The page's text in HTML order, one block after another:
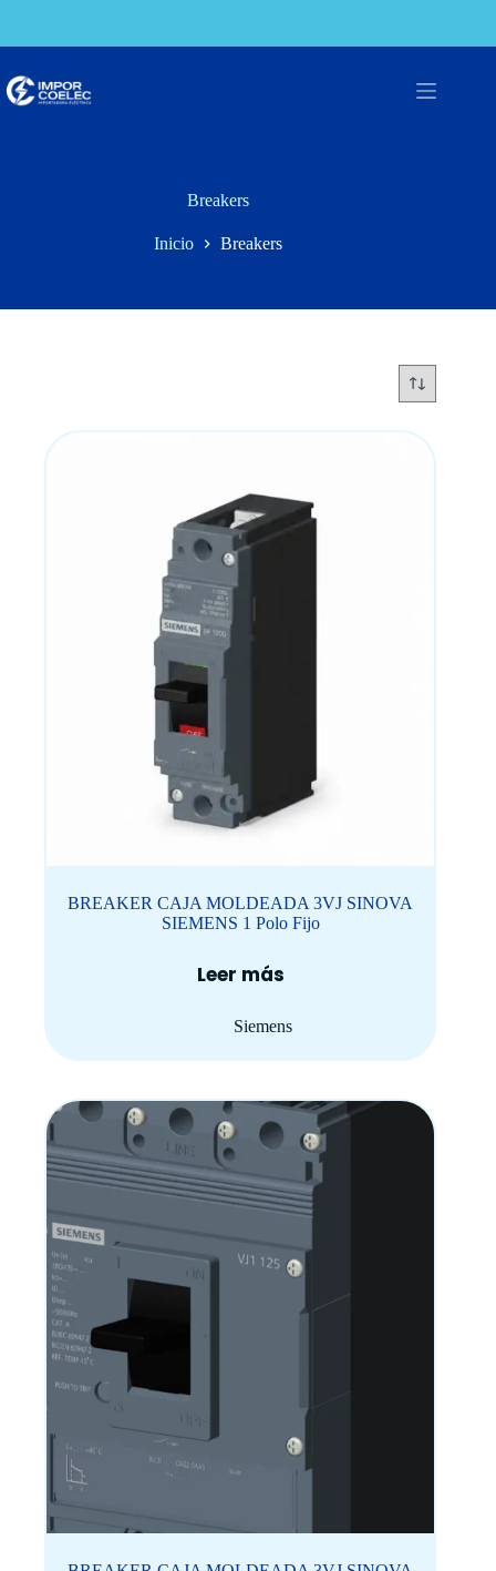
contenido
Breakers
Inicio Breakers
BREAKER CAJA MOLDEADA 3VJ SINOVA
SIEMENS 1 Polo Fijo
Leer más
Siemens